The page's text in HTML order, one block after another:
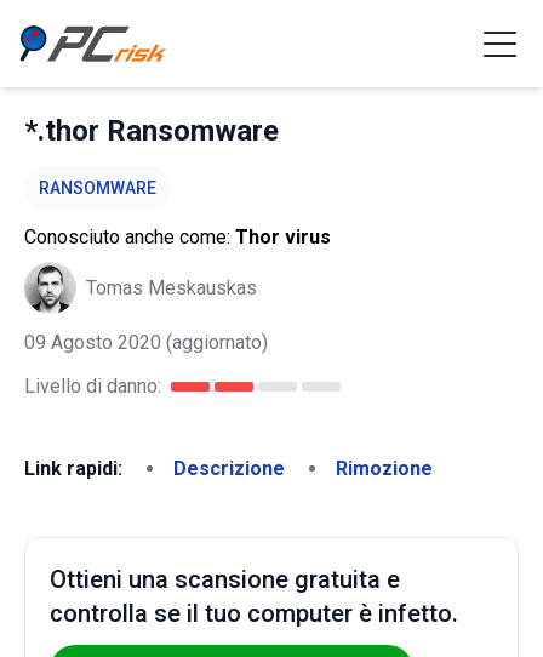
*.thor Ransomware
RANSOMWARE
Conosciuto anche come: Thor virus
Tomas Meskauskas
09 Agosto 2020 (aggiornato)
Livello di danno:
Link rapidi: Descrizione Rimozione
Ottieni una scansione gratuita e
controlla se il tuo computer è infetto.